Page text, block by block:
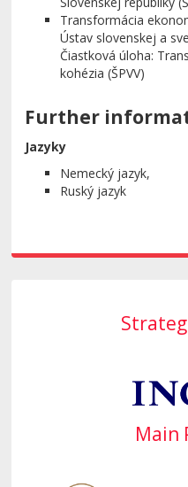
Transformácia
Ústav slovenskej a
Čiastková úloha:
kohézia (ŠPVV)
Further
Jazyky
Nemecký jazyk,
Ruský jazyk
Main